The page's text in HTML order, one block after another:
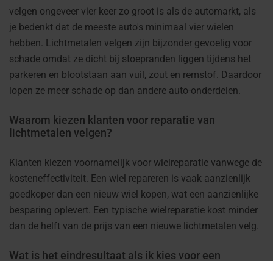
velgen ongeveer vier keer zo groot is als de automarkt, als
je bedenkt dat de meeste auto's minimaal vier wielen
hebben. Lichtmetalen velgen zijn bijzonder gevoelig voor
schade omdat ze dicht bij stoepranden liggen tijdens het
parkeren en blootstaan aan vuil, zout en remstof. Daardoor
lopen ze meer schade op dan andere auto-onderdelen.
Waarom kiezen klanten voor reparatie van
lichtmetalen velgen?
Klanten kiezen voornamelijk voor wielreparatie vanwege de
kosteneffectiviteit. Een wiel repareren is vaak aanzienlijk
goedkoper dan een nieuw wiel kopen, wat een aanzienlijke
besparing oplevert. Een typische wielreparatie kost minder
dan de helft van de prijs van een nieuwe lichtmetalen velg.
Wat is het eindresultaat als ik kies voor een